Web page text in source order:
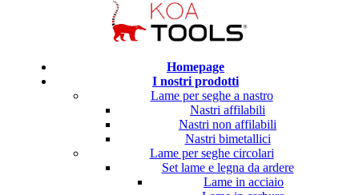
Homepage
I nostri prodotti
Lame per seghe a nastro
Nastri affilabili
Nastri non affilabili
Nastri bimetallici
Lame per seghe circolari
Set lame e legna da ardere
Lame in acciaio